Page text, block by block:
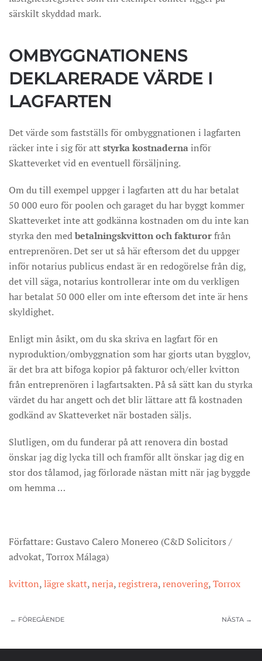
särskilt skyddad mark.
OMBYGGNATIONENS
DEKLARERADE VÄRDE I
LAGFARTEN
Det värde som fastställs för ombyggnationen i lagfarten
räcker inte i sig för attstyrka kostnadernainför
Skatteverket vid en eventuell försäljning.
Om du till exempel uppger i lagfarten att du har betalat
50 000 euro för poolen och garaget du har byggt kommer
Skatteverket inte att godkänna kostnaden om du inte kan
styrka den medbetalningskvitton och fakturorfrån
entreprenören. Det ser ut så här eftersom det du uppger
inför notarius publicus endast är en redogörelse från dig,
det vill säga, notarius kontrollerar inte om du verkligen
har betalat 50 000 eller om inte eftersom det inte är hens
skyldighet.
Enligt min åsikt, om du ska skriva en lagfart för en
nyproduktion/ombyggnation som har gjorts utan bygglov,
är det bra att bifoga kopior på fakturor och/eller kvitton
från entreprenören i lagfartsakten. På så sätt kan du styrka
värdet du har angett och det blir lättare att få kostnaden
godkänd av Skatteverket när bostaden säljs.
Slutligen, om du funderar på att renovera din bostad
önskar jag dig lycka till och framför allt önskar jag dig en
stor dos tålamod, jag förlorade nästan mitt när jag byggde
om hemma …
Författare: Gustavo Calero Monereo (C&D Solicitors /
advokat, Torrox Málaga)
kvitton,lägre skatt,nerja,registrera,renovering,Torrox
← FÖREGÅENDE NÄSTA →